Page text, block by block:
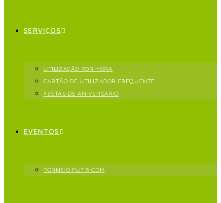
SERVIÇOS
UTILIZAÇÃO POR HORA
CARTÃO DE UTILIZADOR FREQUENTE
FESTAS DE ANIVERSÁRIO
EVENTOS
TORNEIO FUT 5 CDM